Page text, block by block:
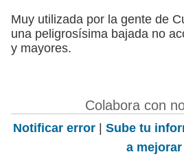
Muy utilizada por la gente de
una peligrosísima bajada no
y mayores.
Colabora con
Notificar error | Sube tu
a mejorar